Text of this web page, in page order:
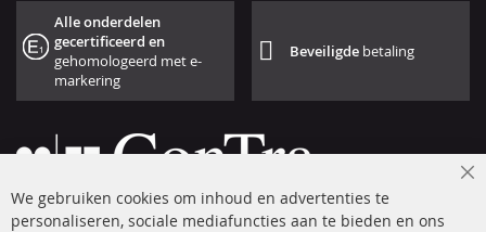
Alle onderdelen
gecertificeerd en
gehomologeerd met e-
markering
Beveiligde betaling
We gebruiken cookies om inhoud en advertenties te
personaliseren, sociale mediafuncties aan te bieden en ons